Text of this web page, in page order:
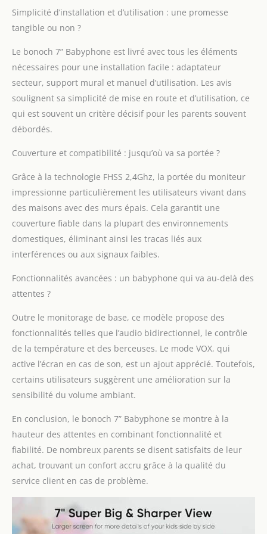
vidéos de 4 caméras en
ou en mode écran
partagé toutes les 30
secondes 【Sans soucis
adieu à l'inquiétude de
manquer les
babyphone caméra
nocturne automatique
offre des images claires
en noir et blanc même
sans aucun voyant
rouge pour perturber
votre bébé. La batterie
heures de surveillance
l'affichage allumé en
permanence pour
peut vous offrir 14
heures de service
【Restez connecté(e) à
votre bébé】Avec le
entendrez
instantanément et
automatiquement si
votre bébé pleure ou
devient agité.La
informe du niveau de
confort de votre bébé.
Simplicité d’installation et d’utilisation : une promesse
tangible ou non ?
Le bonoch 7” Babyphone est livré avec tous les éléments
nécessaires pour une installation facile : adaptateur
secteur, support mural et manuel d’utilisation. Les avis
soulignent sa simplicité de mise en route et d’utilisation, ce
qui est souvent un critère décisif pour les parents souvent
débordés.
Couverture et compatibilité : jusqu’où va sa portée ?
Grâce à la technologie FHSS 2,4Ghz, la portée du moniteur
impressionne particulièrement les utilisateurs vivant dans
des maisons avec des murs épais. Cela garantit une
couverture fiable dans la plupart des environnements
domestiques, éliminant ainsi les tracas liés aux
interférences ou aux signaux faibles.
Fonctionnalités avancées : un babyphone qui va au-delà des
attentes ?
Outre le monitorage de base, ce modèle propose des
fonctionnalités telles que l’audio bidirectionnel, le contrôle
de la température et des berceuses. Le mode VOX, qui
active l’écran en cas de son, est un ajout apprécié. Toutefois,
certains utilisateurs suggèrent une amélioration sur la
sensibilité du volume ambiant.
En conclusion, le bonoch 7” Babyphone se montre à la
hauteur des attentes en combinant fonctionnalité et
fiabilité. De nombreux parents se disent satisfaits de leur
achat, trouvant un confort accru grâce à la qualité du
service client en cas de problème.